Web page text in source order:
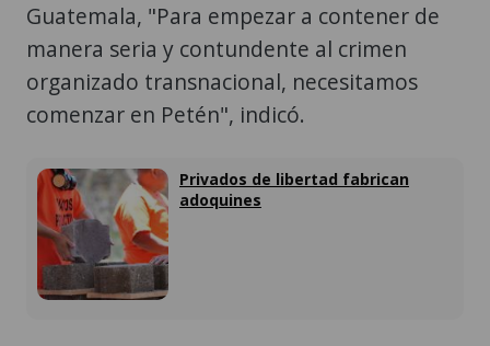
Guatemala, "Para empezar a contener de
manera seria y contundente al crimen
organizado transnacional, necesitamos
comenzar en Petén", indicó.
Privados de libertad fabrican
adoquines